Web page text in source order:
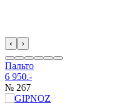
‹ ›
Пальто
6 950.-
№ 267